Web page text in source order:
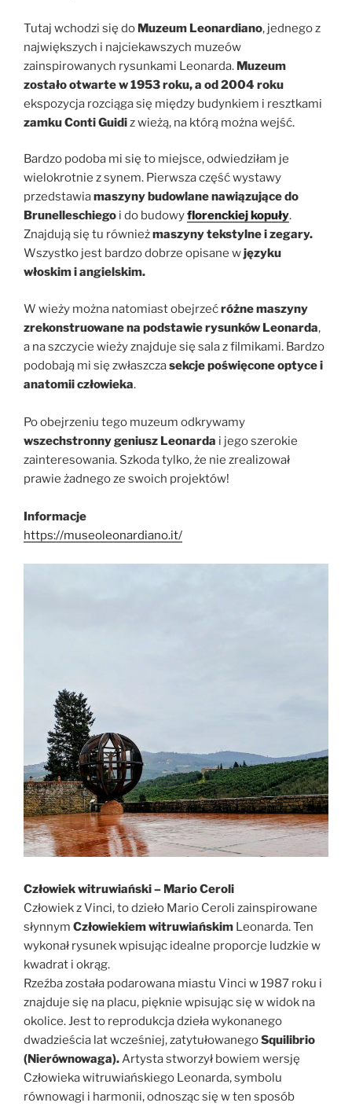
Tutaj wchodzi się do Muzeum Leonardiano, jednego z
największych i najciekawszych muzeów
zainspirowanych rysunkami Leonarda. Muzeum
zostało otwarte w 1953 roku, a od 2004 roku
ekspozycja rozciąga się między budynkiem i resztkami
zamku Conti Guidiz wieżą, na którą można wejść.
Bardzo podoba mi się to miejsce, odwiedziłam je
wielokrotnie z synem. Pierwsza część wystawy
przedstawiamaszyny budowlane nawiązujące do
Brunelleschiego i do budowyflorenckiej kopuły.
Znajdują się tu równieżmaszyny tekstylne i zegary.
Wszystko jest bardzo dobrze opisane wjęzyku
włoskim i angielskim.
W wieży można natomiast obejrzećróżne maszyny
zrekonstruowane na podstawie rysunków Leonarda,
a na szczycie wieży znajduje się sala z filmikami. Bardzo
podobają mi się zwłaszczasekcje poświęcone optyce i
anatomii człowieka.
Po obejrzeniu tego muzeum odkrywamy
wszechstronny geniusz Leonarda i jego szerokie
zainteresowania. Szkoda tylko, że nie zrealizował
prawie żadnego ze swoich projektów!
Informacje
https://museoleonardiano.it/
Człowiek witruwiański – Mario Ceroli
Człowiek z Vinci, to dzieło Mario Ceroli zainspirowane
słynnym Człowiekiem witruwiańskim Leonarda. Ten
wykonał rysunek wpisując idealne proporcje ludzkie w
kwadrat i okrąg.
Rzeźba została podarowana miastu Vinci w 1987 roku i
znajduje się na placu, pięknie wpisując się w widok na
okolice. Jest to reprodukcja dzieła wykonanego
dwadzieścia lat wcześniej, zatytułowanegoSquilibrio
(Nierównowaga).Artysta stworzył bowiem wersję
Człowieka witruwiańskiego Leonarda, symbolu
równowagi i harmonii, odnosząc się w ten sposób